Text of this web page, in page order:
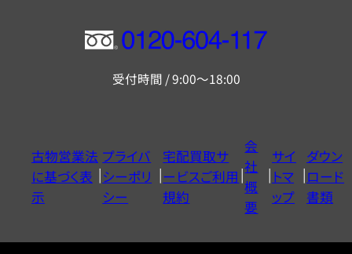
フ
ー
ヤ
ル
0120604117
受付時間 / 9:00～18:00
古物営業法
に基づく表
示
プライバ
シーポリ
シー
宅配買取サ
ービスご利用
規約
会
社
概
要
サイ
トマ
ップ
ダウン
ロード
書類